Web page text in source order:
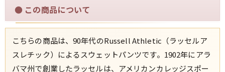
すべての年代を見る
● この商品について
こちらの商品は、90年代のRussell Athletic（ラッセルア
スレチック）によるスウェットパンツです。1902年にアラ
バマ州で創業したラッセルは、アメリカンカレッジスポー